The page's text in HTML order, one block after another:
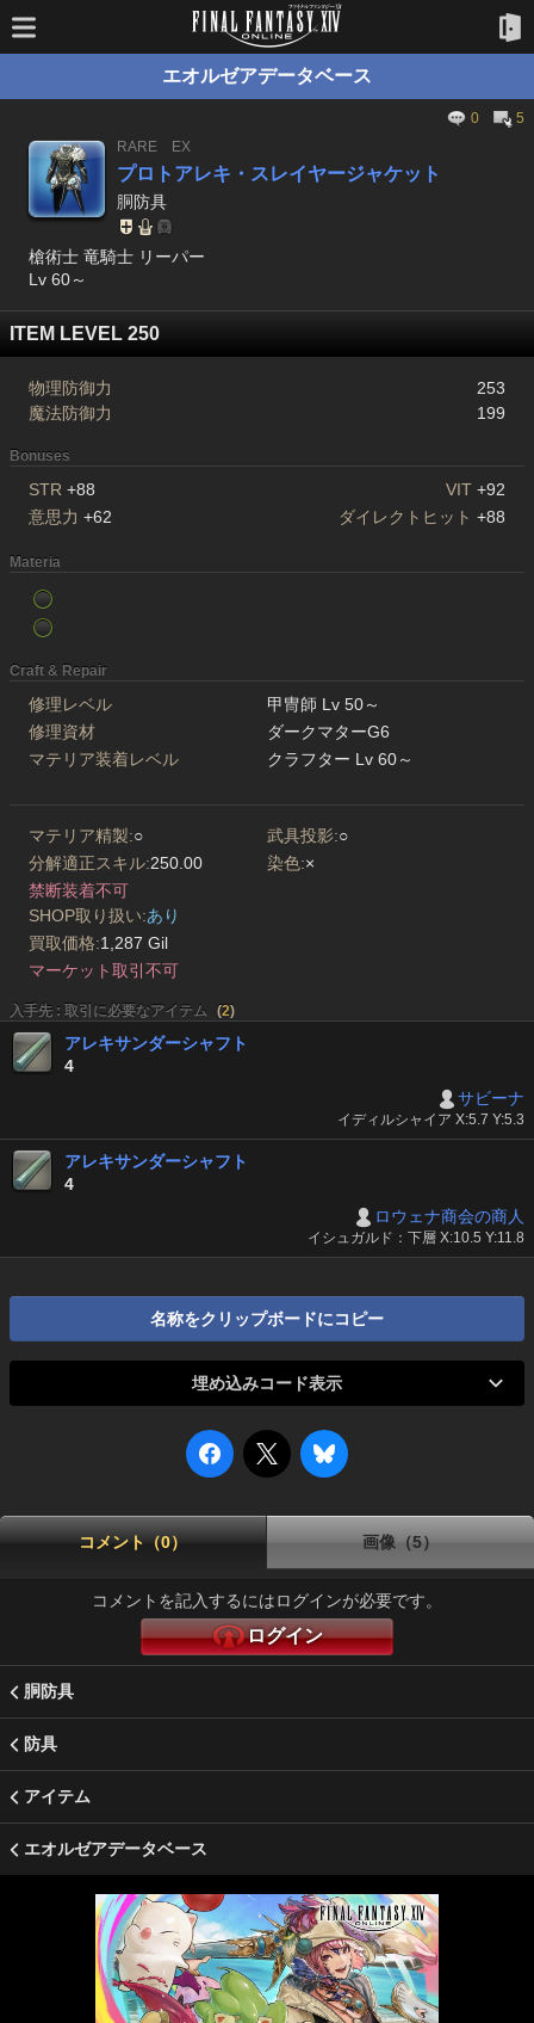
エオルゼアデータベース
0
5
RARE
EX
プロトアレキ・スレイヤージャケット
胴防具
槍術士 竜騎士 リーパー
Lv 60～
ITEM LEVEL 250
物理防御力
253
魔法防御力
199
Bonuses
STR +88 VIT +92
意思力 +62 ダイレクトヒット +88
Materia
Craft & Repair
修理レベル
甲冑師 Lv 50～
修理資材
ダークマターG6
マテリア装着レベル
クラフター Lv 60～
マテリア精製:○ 武具投影:○
分解適正スキル:250.00 染色:×
禁断装着不可
SHOP取り扱い:あり
買取価格:1,287 Gil
マーケット取引不可
入手先 : 取引に必要なアイテム (2)
アレキサンダーシャフト
4
サビーナ
イディルシャイア X:5.7 Y:5.3
アレキサンダーシャフト
4
ロウェナ商会の商人
イシュガルド：下層 X:10.5 Y:11.8
名称をクリップボードにコピー
埋め込みコード表示
コメント（0） 画像（5）
コメントを記入するにはログインが必要です。
ログイン
胴防具
防具
アイテム
エオルゼアデータベース